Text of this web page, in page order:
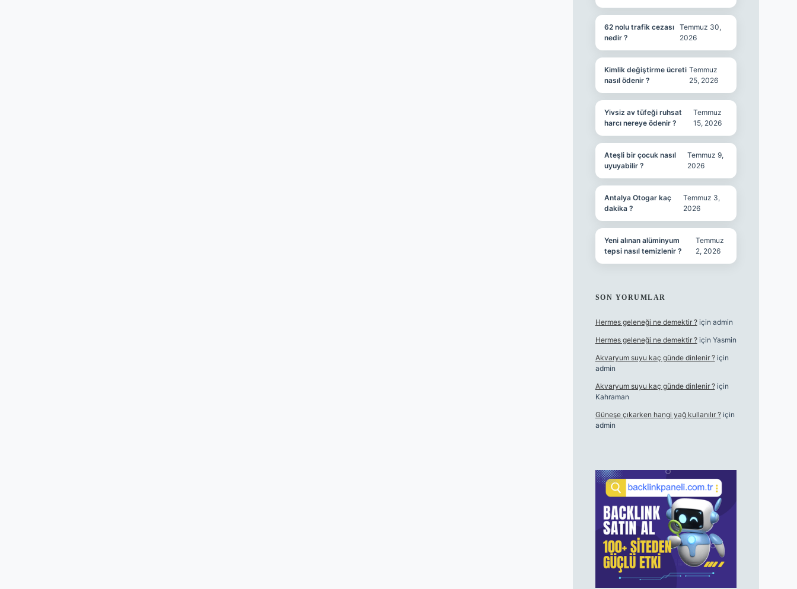
62 nolu trafik cezası
nedir ?
Temmuz 30,
2026
Kimlik değiştirme ücreti
nasıl ödenir ?
Temmuz
25, 2026
Yivsiz av tüfeği ruhsat
harcı nereye ödenir ?
Temmuz
15, 2026
Ateşli bir çocuk nasıl
uyuyabilir ?
Temmuz 9,
2026
Antalya Otogar kaç
dakika ?
Temmuz 3,
2026
Yeni alınan alüminyum
tepsi nasıl temizlenir ?
Temmuz
2, 2026
SON YORUMLAR
Hermes geleneği ne demektir ?için admin
Hermes geleneği ne demektir ?için Yasmin
Akvaryum suyu kaç günde dinlenir ?için
admin
Akvaryum suyu kaç günde dinlenir ?için
Kahraman
Güneşe çıkarken hangi yağ kullanılır ?için
admin